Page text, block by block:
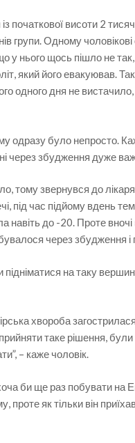
початкової висоти 2
групи. Одному
нього щось пішло не так,
який його евакуював.
одного дня не
одразу було непросто.
через збудження дуже
тому звернувся до
під час підйому вдень
навіть до -20. Проте
через збудження
на таку
хвороба
таке рішення, були
– каже чоловік.
би ще раз побувати на
проте як тільки він